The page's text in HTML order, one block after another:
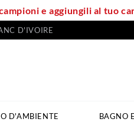
e aggiungili al tuo
D'IVOIRE
D'AMBIENTE BAGNO